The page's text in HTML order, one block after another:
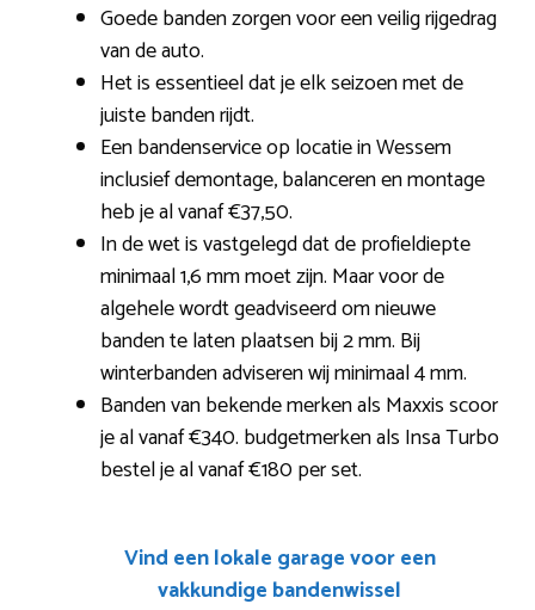
Goede banden zorgen voor een veilig rijgedrag
van de auto.
Het is essentieel dat je elk seizoen met de
juiste banden rijdt.
Een bandenservice op locatie in Wessem
inclusief demontage, balanceren en montage
heb je al vanaf €37,50.
In de wet is vastgelegd dat de profieldiepte
minimaal 1,6 mm moet zijn. Maar voor de
algehele wordt geadviseerd om nieuwe
banden te laten plaatsen bij 2 mm. Bij
winterbanden adviseren wij minimaal 4 mm.
Banden van bekende merken als Maxxis scoor
je al vanaf €340. budgetmerken als Insa Turbo
bestel je al vanaf €180 per set.
Vind een lokale garage voor een
vakkundige bandenwissel